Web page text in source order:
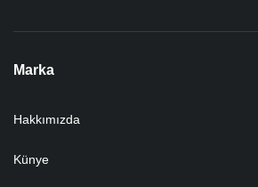
Marka
Hakkımızda
Künye